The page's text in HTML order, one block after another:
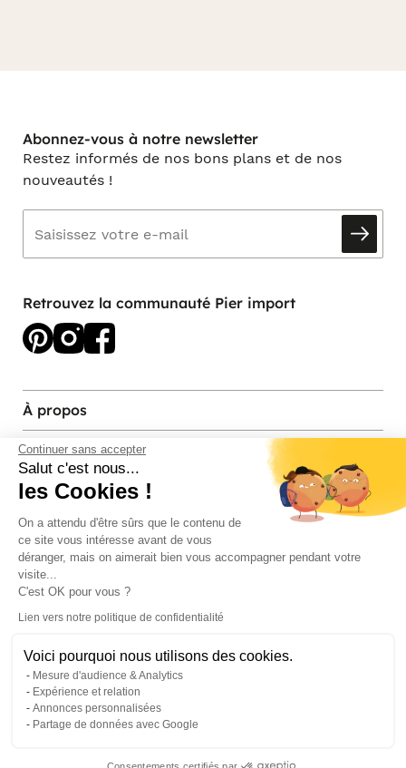
Continuer sans accepter
Salut c'est nous...
les Cookies !
On a attendu d'être sûrs que le contenu de
ce site vous intéresse avant de vous
déranger, mais on aimerait bien vous accompagner pendant votre
visite...
C'est OK pour vous ?
Lien vers notre politique de confidentialité
Voici pourquoi nous utilisons des cookies.
Mesure d'audience & Analytics
Expérience et relation
Annonces personnalisées
Partage de données avec Google
Consentements certifiés par
Abonnez-vous à notre newsletter
Restez informés de nos bons plans et de nos
nouveautés !
Retrouvez la communauté Pier import
À propos
Services et contact
Magasins et Showrooms
Modes de paiement acceptés
© Pier Import2026